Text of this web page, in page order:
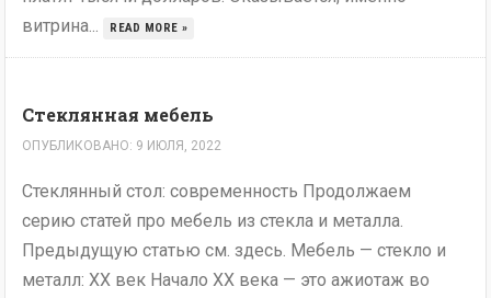
витрина...
READ MORE »
Стеклянная мебель
ОПУБЛИКОВАНО: 9 ИЮЛЯ, 2022
Стеклянный стол: современность Продолжаем
серию статей про мебель из стекла и металла.
Предыдущую статью см. здесь. Мебель — стекло и
металл: ХХ век Начало XX века — это ажиотаж во